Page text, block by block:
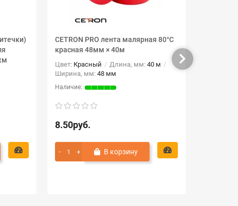
CETRON PRO лента малярная 80°С
красная 48мм × 40м
Цвет: Красный Длина, мм: 40 м
Ширина, мм: 48 мм
8.50руб.
В корзину